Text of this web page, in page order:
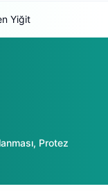
Yiğit
, Protez